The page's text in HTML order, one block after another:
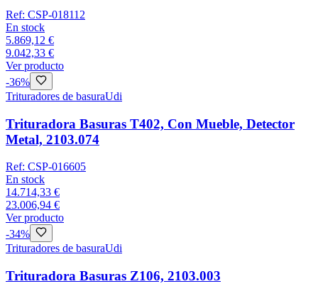
Ref: CSP-018112
En stock
5.869,12 €
9.042,33 €
Ver producto
-36%
Trituradores de basuraUdi
Trituradora Basuras T402, Con Mueble, Detector
Metal, 2103.074
Ref: CSP-016605
En stock
14.714,33 €
23.006,94 €
Ver producto
-34%
Trituradores de basuraUdi
Trituradora Basuras Z106, 2103.003